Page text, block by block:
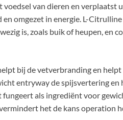
van dieren en verplaatst
omgezet in energie. L-
is, zoals buik of heupen, en
bij de vetverbranding en
entryway de spijsvertering en
als ingrediënt voor
het de kans operation